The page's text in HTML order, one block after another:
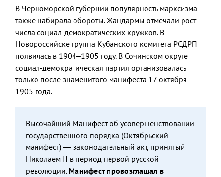
В Черноморской губернии популярность марксизма
также набирала обороты. Жандармы отмечали рост
числа социал-демократических кружков. В
Новороссийске группа Кубанского комитета РСДРП
появилась в 1904–1905 году. В Сочинском округе
социал-демократическая партия организовалась
только после знаменитого манифеста 17 октября
1905 года.
Высочайший Манифест об усовершенствовании
государственного порядка (Октябрьский
манифест) — законодательный акт, принятый
Николаем II в период первой русской
революции. Манифест провозглашал в